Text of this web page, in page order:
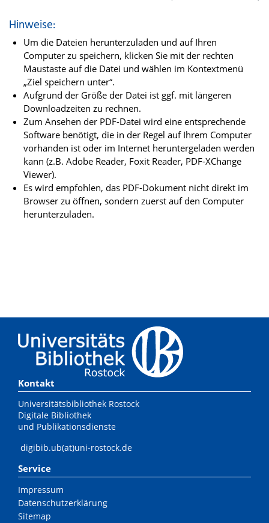
Hinweise:
Um die Dateien herunterzuladen und auf Ihren
Computer zu speichern, klicken Sie mit der rechten
Maustaste auf die Datei und wählen im Kontextmenü
„Ziel speichern unter“.
Aufgrund der Größe der Datei ist ggf. mit längeren
Downloadzeiten zu rechnen.
Zum Ansehen der PDF-Datei wird eine entsprechende
Software benötigt, die in der Regel auf Ihrem Computer
vorhanden ist oder im Internet heruntergeladen werden
kann (z.B. Adobe Reader, Foxit Reader, PDF-XChange
Viewer).
Es wird empfohlen, das PDF-Dokument nicht direkt im
Browser zu öffnen, sondern zuerst auf den Computer
herunterzuladen.
Kontakt
Universitätsbibliothek Rostock
Digitale Bibliothek
und Publikationsdienste
digibib.ub(at)uni-rostock.de
Service
Impressum
Datenschutzerklärung
Sitemap